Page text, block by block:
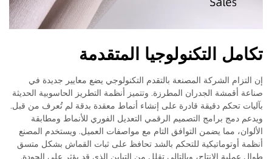
تكامل التكنولوجيا المتقدمة
إن التزام الشركة المصنعة بالتقدم التكنولوجي يضع معايير جديدة في
صناعة أقمشة الجدران المطرزة. وتتميز أنظمة التطريز الحاسوبية الحديثة
بآليات تحكم دقيقة قادرة على إنشاء أنماط معقدة بدقة لم تُعرف من قبل.
ويدعم دمج برامج التصميم الرقمي التعديل الفوري للأنماط ومطابقة
الألوان، مما يضمن التوافق التام مع مواصفات العميل. ويستخدم المصنع
أنظمة أوتوماتيكية للتحكم بالشد تحافظ على ثبات القماش بشكل متسق
طوال عملية الإنتاج، وبالتالي تقلل من التباين الذي قد يؤثر على الجودة.